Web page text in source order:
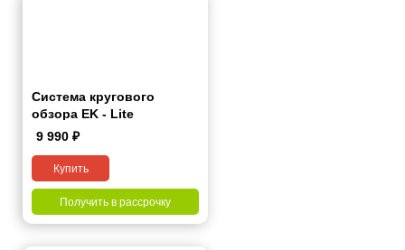
Система кругового
обзора EK - Lite
9 990 ₽
Купить
Получить в рассрочку